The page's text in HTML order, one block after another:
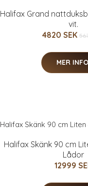
Halifax Grand
vit.
4820 SEK
MER
Halifax Skänk 90 cm
Lådor
12999